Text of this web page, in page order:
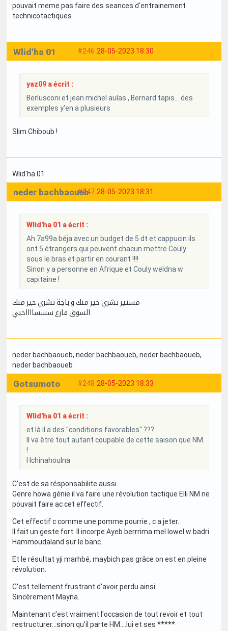
pouvait meme pas faire des seances d'entrainement
technicotactiques
#246 28-05-2023 18:30
Wlid'ha 01
yaz09 a écrit :
Berlusconi et jean michel aulas , Bernard tapis... des
exemples y'en a plusieurs
Slim Chiboub !
Wlid'ha 01
#247 28-05-2023 18:31
neder bachbaoueb
Wlid'ha 01 a écrit :
Ah 7a99a béja avec un budget de 5 dt et cappucin ils
ont 5 étrangers qui peuvent chacun mettre Couly
sous le bras et partir en courant !!!!
Sinon y a personne en Afrique et Couly weldna w
capitaine !
مستير تشري خير منك و باجة تشري خير منك
السوق فارغ سسسااااحبي
neder bachbaoueb, neder bachbaoueb, neder bachbaoueb,
neder bachbaoueb
#248 28-05-2023 18:33
Gotsumoto
Wlid'ha 01 a écrit :
et là il a des "conditions favorables" ???
Il va être tout autant coupable de cette saison que NM
!
Hchinahoulna
C'est de sa résponsabilite aussi.
Genre howa génie il va faire une révolution tactique Elli NM ne
pouvait faire ac cet effectif.
Cet effectif c comme une pomme pourrie , c a jeter.
Il fait un geste fort. Il incorpe Ayeb berrrima mel lowel w badri
Hammoudaland sur le banc.
Et le résultat yji marhbé, maybich pas grâce on est en pleine
révolution.
C'est tellement frustrant d'avoir perdu ainsi.
Sincèrement Mayna.
Maintenant c'est vraiment l'occasion de tout revoir et tout
restructurer...sinon qu'il parte HM....lui et ses *****